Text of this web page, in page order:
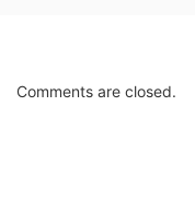
Comments are closed.